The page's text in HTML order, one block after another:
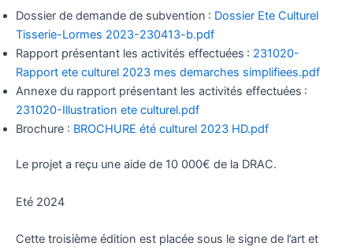
Dossier de demande de subvention : Dossier Ete Culturel
Tisserie-Lormes 2023-230413-b.pdf
Rapport présentant les activités effectuées : 231020-
Rapport ete culturel 2023 mes demarches simplifiees.pdf
Annexe du rapport présentant les activités effectuées :
231020-Illustration ete culturel.pdf
Brochure : BROCHURE été culturel 2023 HD.pdf
Le projet a reçu une aide de 10 000€ de la DRAC.
Eté 2024
Cette troisième édition est placée sous le signe de l’art et